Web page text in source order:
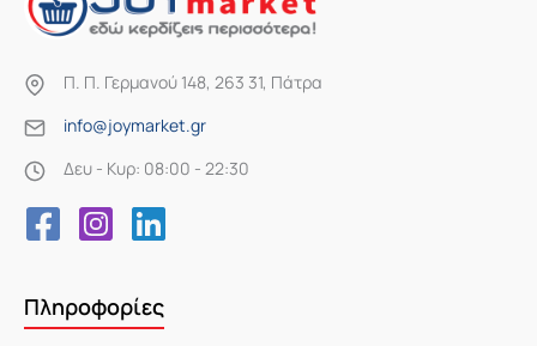
Π. Π. Γερμανού 148, 263 31, Πάτρα
info@joymarket.gr
Δευ - Κυρ: 08:00 - 22:30
Πληροφορίες